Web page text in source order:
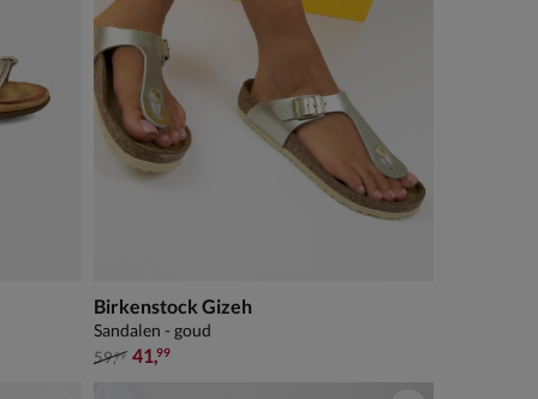
Birkenstock Gizeh
Sandalen - goud
van € 59,99 voor € 41,99
59,99 41,99